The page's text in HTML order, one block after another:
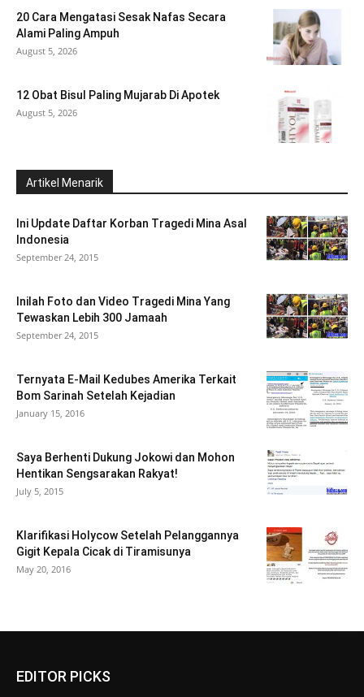
20 Cara Mengatasi Sesak Nafas Secara
Alami Paling Ampuh
August 5, 2026
12 Obat Bisul Paling Mujarab Di Apotek
August 5, 2026
Artikel Menarik
Ini Update Daftar Korban Tragedi Mina Asal
Indonesia
September 24, 2015
Inilah Foto dan Video Tragedi Mina Yang
Tewaskan Lebih 300 Jamaah
September 24, 2015
Ternyata E-Mail Kedubes Amerika Terkait
Bom Sarinah Setelah Kejadian
January 15, 2016
Saya Berhenti Dukung Jokowi dan Mohon
Hentikan Sengsarakan Rakyat!
July 5, 2015
Klarifikasi Holycow Setelah Pelanggannya
Gigit Kepala Cicak di Tiramisunya
May 20, 2016
EDITOR PICKS